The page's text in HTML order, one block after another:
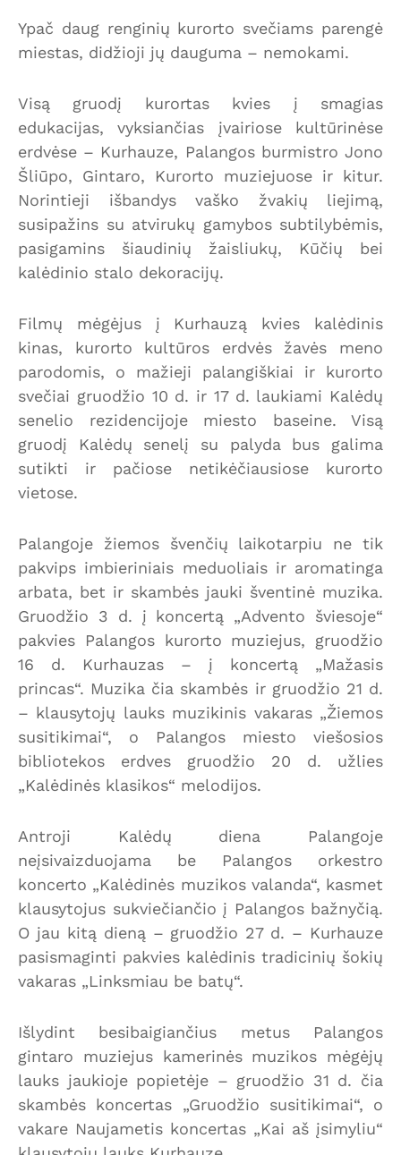
Ypač daug renginių kurorto svečiams parengė
miestas, didžioji jų dauguma – nemokami.
Visą gruodį kurortas kvies į smagias
edukacijas, vyksiančias įvairiose kultūrinėse
erdvėse – Kurhauze, Palangos burmistro Jono
Šliūpo, Gintaro, Kurorto muziejuose ir kitur.
Norintieji išbandys vaško žvakių liejimą,
susipažins su atvirukų gamybos subtilybėmis,
pasigamins šiaudinių žaisliukų, Kūčių bei
kalėdinio stalo dekoracijų.
Filmų mėgėjus į Kurhauzą kvies kalėdinis
kinas, kurorto kultūros erdvės žavės meno
parodomis, o mažieji palangiškiai ir kurorto
svečiai gruodžio 10 d. ir 17 d. laukiami Kalėdų
senelio rezidencijoje miesto baseine. Visą
gruodį Kalėdų senelį su palyda bus galima
sutikti ir pačiose netikėčiausiose kurorto
vietose.
Palangoje žiemos švenčių laikotarpiu ne tik
pakvips imbieriniais meduoliais ir aromatinga
arbata, bet ir skambės jauki šventinė muzika.
Gruodžio 3 d. į koncertą „Advento šviesoje“
pakvies Palangos kurorto muziejus, gruodžio
16 d. Kurhauzas – į koncertą „Mažasis
princas“. Muzika čia skambės ir gruodžio 21 d.
– klausytojų lauks muzikinis vakaras „Žiemos
susitikimai“, o Palangos miesto viešosios
bibliotekos erdves gruodžio 20 d. užlies
„Kalėdinės klasikos“ melodijos.
Antroji Kalėdų diena Palangoje
neįsivaizduojama be Palangos orkestro
koncerto „Kalėdinės muzikos valanda“, kasmet
klausytojus sukviečiančio į Palangos bažnyčią.
O jau kitą dieną – gruodžio 27 d. – Kurhauze
pasismaginti pakvies kalėdinis tradicinių šokių
vakaras „Linksmiau be batų“.
Išlydint besibaigiančius metus Palangos
gintaro muziejus kamerinės muzikos mėgėjų
lauks jaukioje popietėje – gruodžio 31 d. čia
skambės koncertas „Gruodžio susitikimai“, o
vakare Naujametis koncertas „Kai aš įsimyliu“